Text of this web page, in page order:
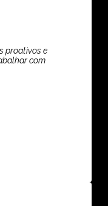
proativos e
com